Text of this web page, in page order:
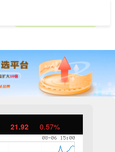
21.92 0.57%